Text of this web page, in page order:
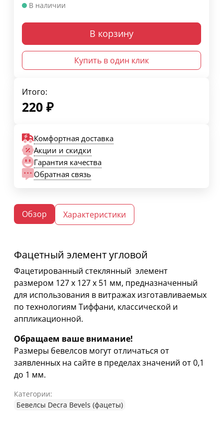
В наличии
В корзину
Купить в один клик
Итого:
220 ₽
Комфортная доставка
Акции и скидки
Гарантия качества
Обратная связь
Обзор Характеристики
Фацетный элемент угловой
Фацетированный стеклянный элемент
размером 127 х 127 х 51 мм, предназначенный
для использования в витражах изготавливаемых
по технологиям Тиффани, классической и
аппликационной.
Обращаем ваше внимание!
Размеры бевелсов могут отличаться от
заявленных на сайте в пределах значений от 0,1
до 1 мм.
Категории:
Бевелсы Decra Bevels (фацеты)